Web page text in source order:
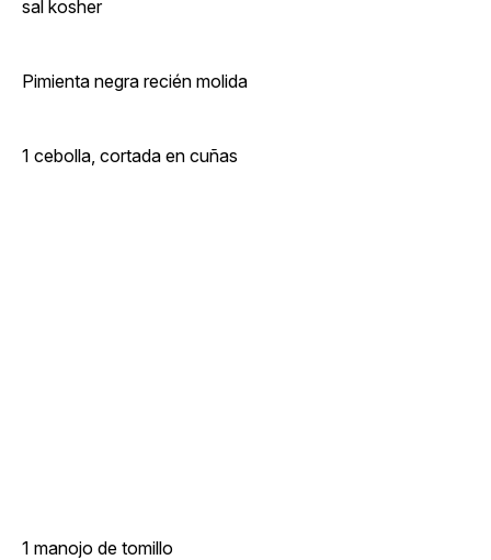
sal kosher
Pimienta negra recién molida
1 cebolla, cortada en cuñas
1 manojo de tomillo